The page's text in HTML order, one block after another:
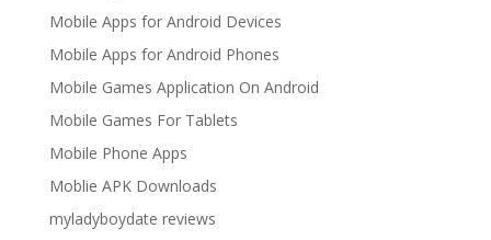
Mobile Apps for Android Devices
Mobile Apps for Android Phones
Mobile Games Application On Android
Mobile Games For Tablets
Mobile Phone Apps
Moblie APK Downloads
myladyboydate reviews